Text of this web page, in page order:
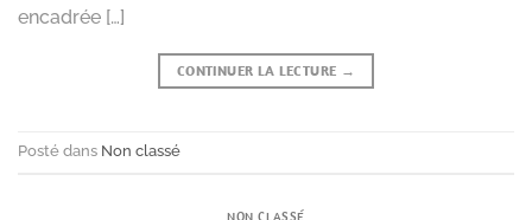
encadrée […]
CONTINUER LA LECTURE →
Posté dans Non classé
NON CLASSÉ